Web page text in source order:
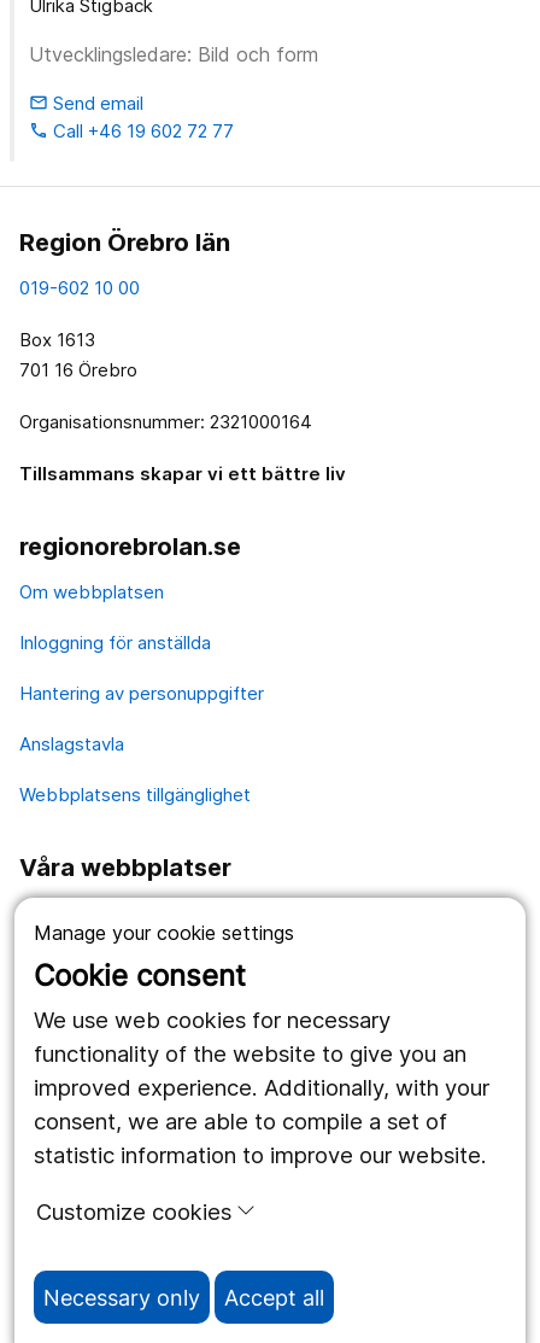
Manage your cookie settings
Cookie consent
We use web cookies for necessary
functionality of the website to give you an
improved experience. Additionally, with your
consent, we are able to compile a set of
statistic information to improve our website.
Customize cookies
Necessary only Accept all
Ulrika Stigbäck
Utvecklingsledare: Bild och form
email Send email
phone Call +46 19 602 72 77
Region Örebro län
019-602 10 00
Box 1613
701 16 Örebro
Organisationsnummer: 2321000164
Tillsammans skapar vi ett bättre liv
regionorebrolan.se
Om webbplatsen
Inloggning för anställda
Hantering av personuppgifter
Anslagstavla
Webbplatsens tillgänglighet
Våra webbplatser
Länstrafiken
Vårdgivare
Följ oss
Facebook